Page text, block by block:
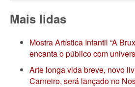
Mais lidas
Mostra Artística Infantil “A
encanta o público com
Arte longa vida breve, novo
Carneiro, será lançado no